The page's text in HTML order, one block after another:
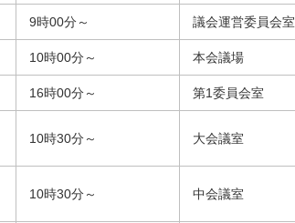
9時00分～ 議会運営委員会室
10時00分～ 本会議場
16時00分～ 第1委員会室
10時30分～ 大会議室
10時30分～ 中会議室